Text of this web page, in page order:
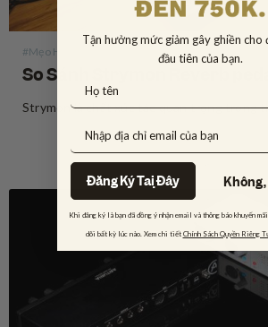
#Mẹo Hay Công nghệ & Thiết bị
So Sánh Strymon Reverb pedal
Tận hưởng mức giảm gây ghiền cho
đầu tiên của bạn.
Đăng Ký Tại Đây Không,
Khi đăng ký là bạn đã đồng ý nhận email và thông báo khuyến
dõi bất kỳ lúc nào. Xem chi tiết Chính Sách Quyền Riêng